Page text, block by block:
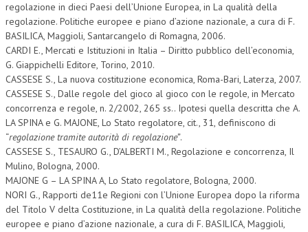
regolazione in dieci Paesi dell’Unione Europea, in La qualità della
regolazione. Politiche europee e piano d’azione nazionale, a cura di F.
BASILICA, Maggioli, Santarcangelo di Romagna, 2006.
CARDI E., Mercati e Istituzioni in Italia – Diritto pubblico dell’economia,
G. Giappichelli Editore, Torino, 2010.
CASSESE S., La nuova costituzione economica, Roma-Bari, Laterza, 2007.
CASSESE S., Dalle regole del gioco al gioco con le regole, in Mercato
concorrenza e regole, n. 2/2002, 265 ss.. Ipotesi quella descritta che A.
LA SPINA e G. MAJONE, Lo Stato regolatore, cit., 31, definiscono di
“regolazione tramite autorità di regolazione”.
CASSESE S., TESAURO G., D’ALBERTI M., Regolazione e concorrenza, Il
Mulino, Bologna, 2000.
MAJONE G – LA SPINA A, Lo Stato regolatore, Bologna, 2000.
NORI G., Rapporti de11e Regioni con l’Unione Europea dopo la riforma
del Titolo V delta Costituzione, in La qualità della regolazione. Politiche
europee e piano d’azione nazionale, a cura di F. BASILICA, Maggioli,